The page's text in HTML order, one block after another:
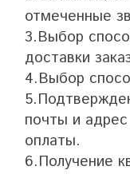
отмеченные
3.Выбор
доставки
4.Выбор
5.
почты и
оплаты.
6.Получение